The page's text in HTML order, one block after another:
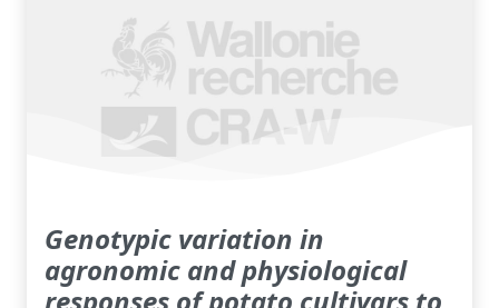
Genotypic variation in
agronomic and physiological